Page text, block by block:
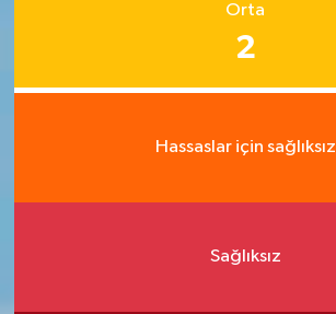
Orta
2
Hassaslar için sağlıksız
Sağlıksız